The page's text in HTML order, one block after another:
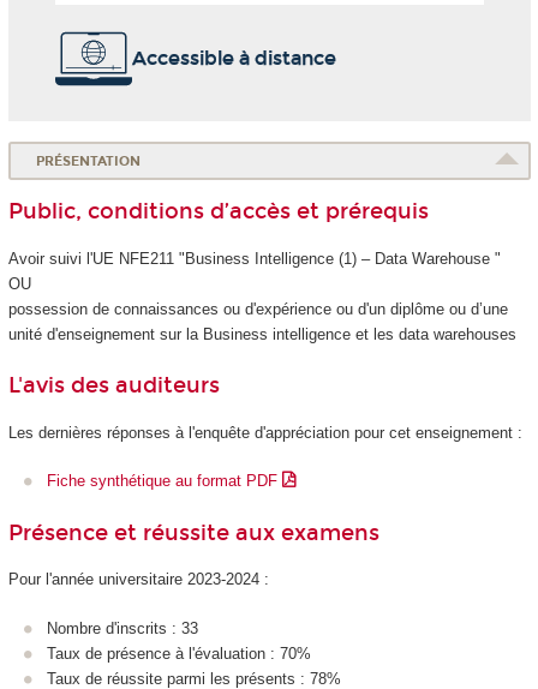
Accessible à distance
PRÉSENTATION
Public, conditions d’accès et prérequis
Avoir suivi l'UE NFE211 "Business Intelligence (1) – Data Warehouse "
OU
possession de connaissances ou d'expérience ou d'un diplôme ou d’une
unité d'enseignementsur la Business intelligence et les data warehouses
L'avis des auditeurs
Les dernières réponses à l'enquête d'appréciation pour cet enseignement :
Fiche synthétique au format PDF
Présence et réussite aux examens
Pour l'année universitaire 2023-2024 :
Nombre d'inscrits : 33
Taux de présence à l'évaluation : 70%
Taux de réussite parmi les présents : 78%